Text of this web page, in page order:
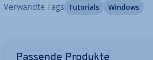
Verwandte Tags Tutorials Windows
Passende Produkte